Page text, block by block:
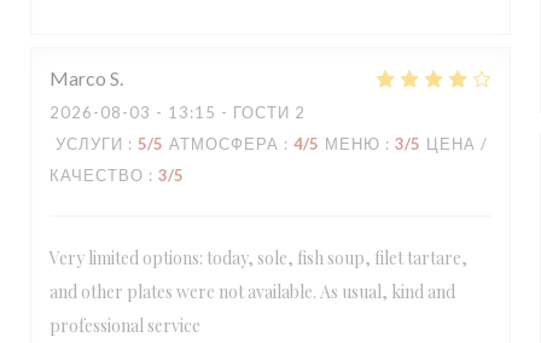
Marco S
2026-08-03 - 13:15 - ГОСТИ 2
УСЛУГИ : 5/5 АТМОСФЕРА : 4/5 МЕНЮ : 3/5 ЦЕНА /
КАЧЕСТВО : 3/5
Very limited options: today, sole, fish soup, filet tartare,
and other plates were not available. As usual, kind and
professional service